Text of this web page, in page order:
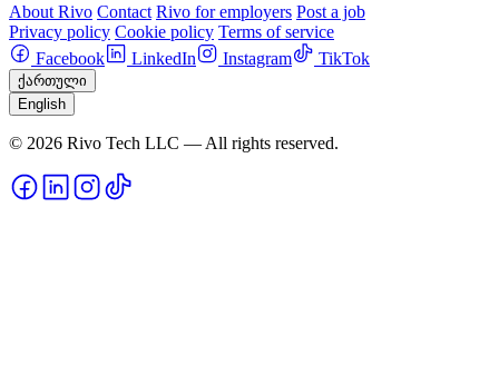
About Rivo Contact Rivo for employers Post a job
Privacy policy Cookie policy Terms of service
Facebook
LinkedIn Instagram TikTok
ქართული
English
© 2026 Rivo Tech LLC — All rights reserved.